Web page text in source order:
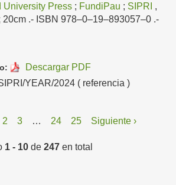
University Press ; FundiPau ; SIPRI ,
20cm .- ISBN 978–0–19–893057–0 .-
Descargar PDF
YEAR/2024 ( referencia )
2 3 … 24 25 Siguiente ›
1 - 10 de 247 en total